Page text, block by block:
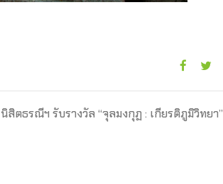
นิสิตธรณีฯ รับรางวัล “จุลมงกุฏ : เกียรติภูมิวิทยา”